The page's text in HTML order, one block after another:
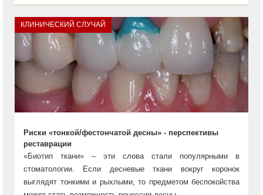
КЛИНИЧЕСКИЙ СЛУЧАЙ
Риски «тонкой/фестончатой десны» - перспективы
реставрации
«Биотип ткани» – эти слова стали популярными в
стоматологии. Если десневые ткани вокруг коронок
выглядят тонкими и рыхлыми, то предметом беспокойства